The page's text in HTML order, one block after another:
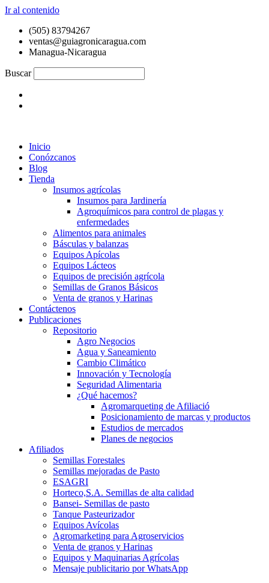
Ir al contenido
(505) 83794267
ventas@guiagronicaragua.com
Managua-Nicaragua
Buscar
Inicio
Conózcanos
Blog
Tienda
Insumos agrícolas
Insumos para Jardinería
Agroquímicos para control de plagas y
enfermedades
Alimentos para animales
Básculas y balanzas
Equipos Apícolas
Equipos Lácteos
Equipos de precisión agrícola
Semillas de Granos Básicos
Venta de granos y Harinas
Contáctenos
Publicaciones
Repositorio
Agro Negocios
Agua y Saneamiento
Cambio Climático
Innovación y Tecnología
Seguridad Alimentaria
¿Qué hacemos?
Agromarqueting de Afiliació
Posicionamiento de marcas y productos
Estudios de mercados
Planes de negocios
Afiliados
Semillas Forestales
Semillas mejoradas de Pasto
ESAGRI
Horteco,S.A. Semillas de alta calidad
Bansei- Semillas de pasto
Tanque Pasteurizador
Equipos Avícolas
Agromarketing para Agroservicios
Venta de granos y Harinas
Equipos y Maquinarias Agrícolas
Mensaje publicitario por WhatsApp